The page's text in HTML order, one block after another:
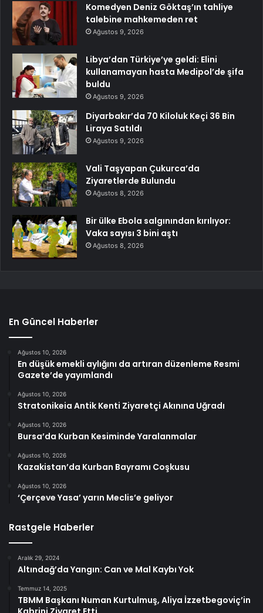
Komedyen Deniz Göktaş’ın tahliye
talebine mahkemeden ret
Ağustos 9, 2026
Libya’dan Türkiye’ye geldi: Elini
kullanamayan hasta Medipol’de şifa
buldu
Ağustos 9, 2026
Diyarbakır’da 70 Kiloluk Keçi 36 Bin
Liraya Satıldı
Ağustos 9, 2026
Vali Taşyapan Çukurca’da
Ziyaretlerde Bulundu
Ağustos 8, 2026
Bir ülke Ebola salgınından kırılıyor:
Vaka sayısı 3 bini aştı
Ağustos 8, 2026
En Güncel Haberler
Ağustos 10, 2026
En düşük emekli aylığını da artıran düzenleme Resmi
Gazete’de yayımlandı
Ağustos 10, 2026
Stratonikeia Antik Kenti Ziyaretçi Akınına Uğradı
Ağustos 10, 2026
Bursa’da Kurban Kesiminde Yaralanmalar
Ağustos 10, 2026
Kazakistan’da Kurban Bayramı Coşkusu
Ağustos 10, 2026
‘Çerçeve Yasa’ yarın Meclis’e geliyor
Rastgele Haberler
Aralık 29, 2024
Altındağ’da Yangın: Can ve Mal Kaybı Yok
Temmuz 14, 2025
TBMM Başkanı Numan Kurtulmuş, Aliya İzzetbegoviç’in